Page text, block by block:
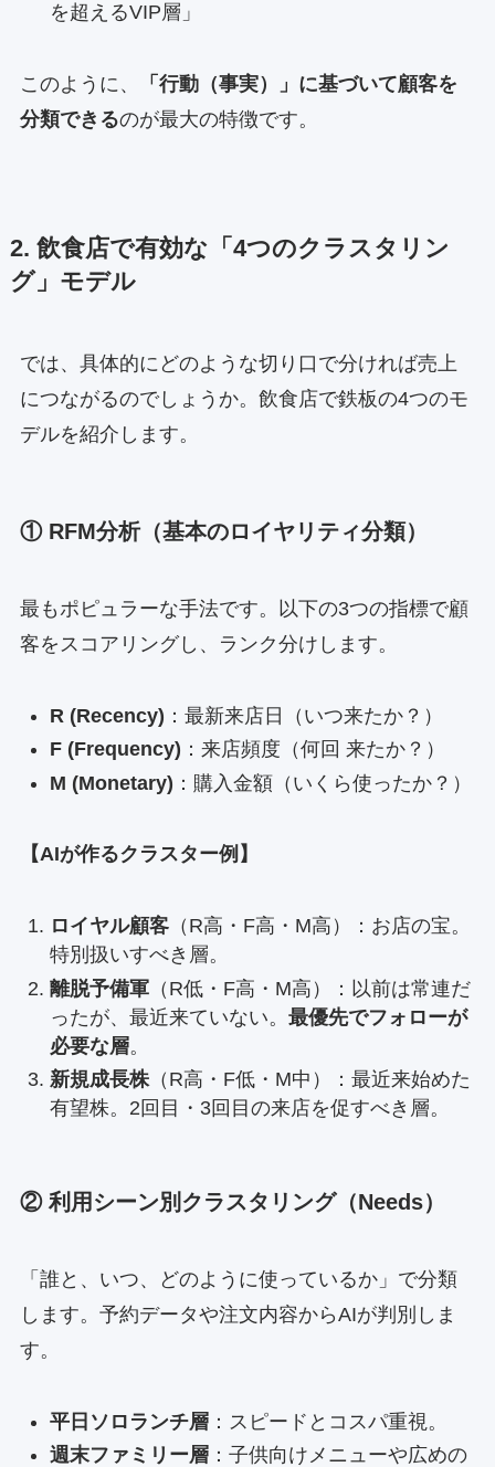
を超えるVIP層」
このように、
「行動（事実）」に基づいて顧客を
分類できるのが最大の特徴です。
2. 飲食店で有効な「4つのクラスタリン
グ」モデル
では、具体的にどのような切り口で分ければ売上
につながるのでしょうか。飲食店で鉄板の4つのモ
デルを紹介します。
① RFM分析（基本のロイヤリティ分類）
最もポピュラーな手法です。以下の3つの指標で顧
客をスコアリングし、ランク分けします。
R (Recency) ：最新来店日（いつ来たか？）
F (Frequency) ：来店頻度（何回 来たか？）
M (Monetary) ：購入金額（いくら使ったか？）
【AIが作るクラスター例】
ロイヤル顧客（R高・F高・M高）：お店の宝。
特別扱いすべき層。
離脱予備軍（R低・F高・M高）：以前は常連だ
ったが、最近来ていない。 最優先でフォローが
必要な層。
新規成長株（R高・F低・M中）：最近来始めた
有望株。2回目・3回目の来店を促すべき層。
② 利用シーン別クラスタリング（Needs）
「誰と、いつ、どのように使っているか」で分類
します。予約データや注文内容からAIが判別しま
す。
平日ソロランチ層：スピードとコスパ重視。
週末ファミリー層：子供向けメニューや広めの